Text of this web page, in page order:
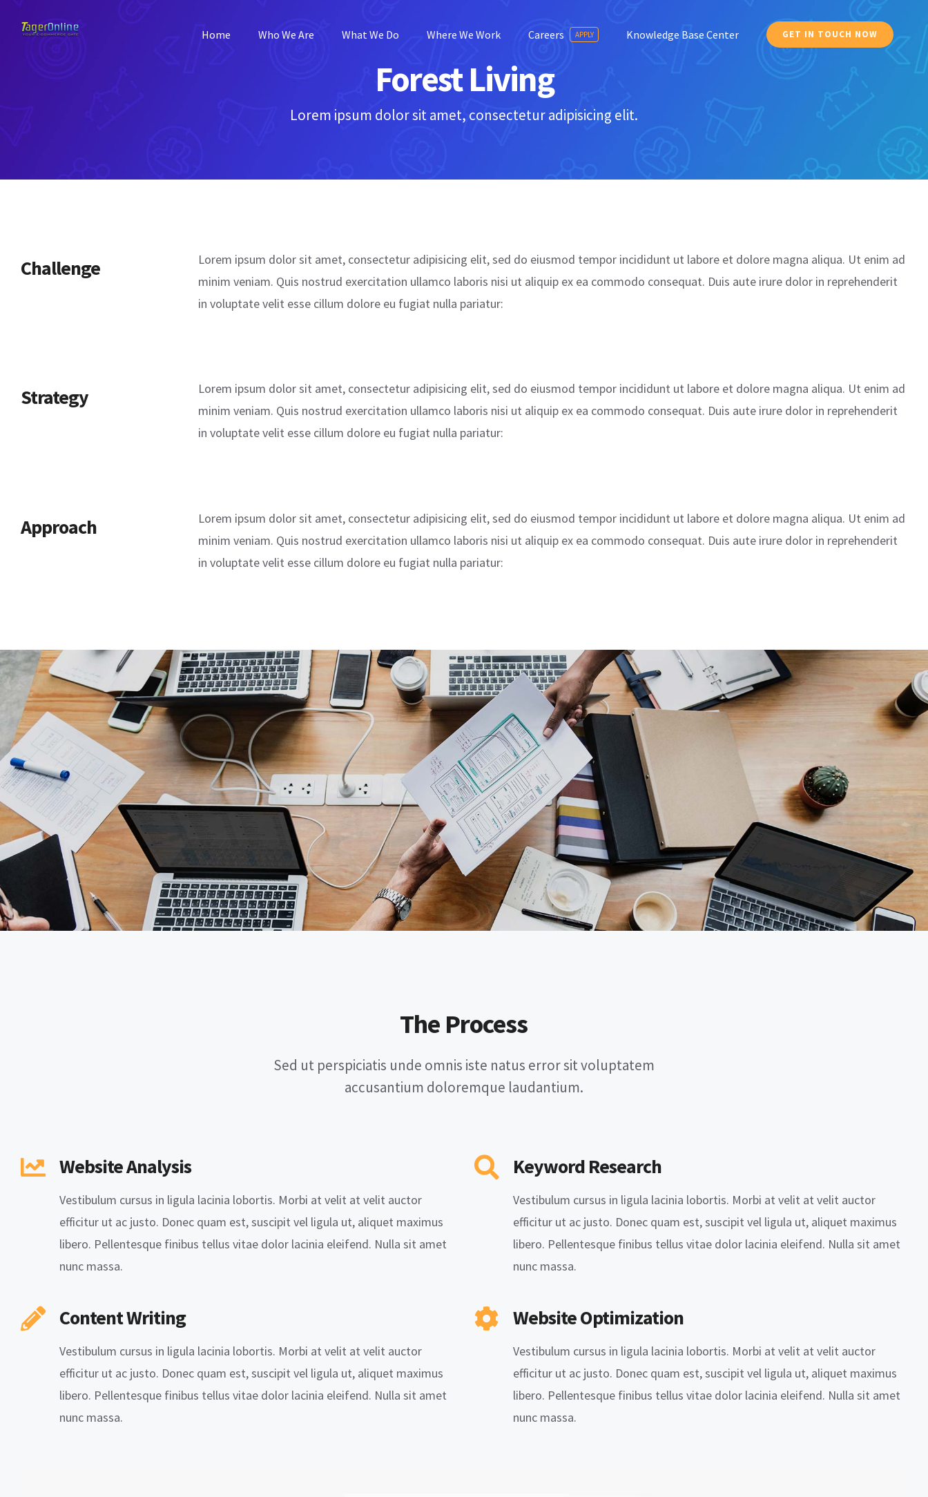
Skip
content
Home Who We Are What We Do Where We Work Careers APPLY Knowledge Base Center GET IN TOUCH NOW
Forest Living
Lorem ipsum dolor sit amet, consectetur adipisicing elit.
Challenge
Lorem ipsum dolor sit amet, consectetur adipisicing elit, sed do eiusmod tempor incididunt ut labore et dolore magna aliqua. Ut enim ad
minim veniam. Quis nostrud exercitation ullamco laboris nisi ut aliquip ex ea commodo consequat. Duis aute irure dolor in reprehenderit
in voluptate velit esse cillum dolore eu fugiat nulla pariatur:
Strategy
Lorem ipsum dolor sit amet, consectetur adipisicing elit, sed do eiusmod tempor incididunt ut labore et dolore magna aliqua. Ut enim ad
minim veniam. Quis nostrud exercitation ullamco laboris nisi ut aliquip ex ea commodo consequat. Duis aute irure dolor in reprehenderit
in voluptate velit esse cillum dolore eu fugiat nulla pariatur:
Approach
Lorem ipsum dolor sit amet, consectetur adipisicing elit, sed do eiusmod tempor incididunt ut labore et dolore magna aliqua. Ut enim ad
minim veniam. Quis nostrud exercitation ullamco laboris nisi ut aliquip ex ea commodo consequat. Duis aute irure dolor in reprehenderit
in voluptate velit esse cillum dolore eu fugiat nulla pariatur:
The Process
Sed ut perspiciatis unde omnis iste natus error sit voluptatem
accusantium doloremque laudantium.
Website Analysis
Vestibulum cursus in ligula lacinia lobortis. Morbi at velit at velit auctor
efficitur ut ac justo. Donec quam est, suscipit vel ligula ut, aliquet maximus
libero. Pellentesque finibus tellus vitae dolor lacinia eleifend. Nulla sit amet
nunc massa.
Keyword Research
Vestibulum cursus in ligula lacinia lobortis. Morbi at velit at velit auctor
efficitur ut ac justo. Donec quam est, suscipit vel ligula ut, aliquet maximus
libero. Pellentesque finibus tellus vitae dolor lacinia eleifend. Nulla sit amet
nunc massa.
Content Writing
Vestibulum cursus in ligula lacinia lobortis. Morbi at velit at velit auctor
efficitur ut ac justo. Donec quam est, suscipit vel ligula ut, aliquet maximus
libero. Pellentesque finibus tellus vitae dolor lacinia eleifend. Nulla sit amet
nunc massa.
Website Optimization
Vestibulum cursus in ligula lacinia lobortis. Morbi at velit at velit auctor
efficitur ut ac justo. Donec quam est, suscipit vel ligula ut, aliquet maximus
libero. Pellentesque finibus tellus vitae dolor lacinia eleifend. Nulla sit amet
nunc massa.